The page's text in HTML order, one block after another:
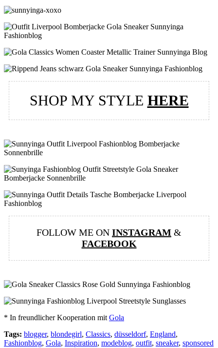
SHOP MY STYLE HERE
FOLLOW ME ON INSTAGRAM &
FACEBOOK
* In freundlicher Kooperation mitGola
Tags: blogger, blondegirl, Classics, düsseldorf, England,
Fashionblog, Gola, Inspiration, modeblog, outfit, sneaker, sponsored